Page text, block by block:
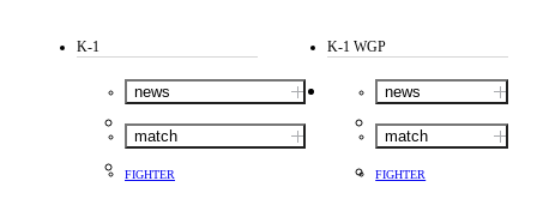
K-1
news
match
FIGHTER
K-1 WGP
news
match
FIGHTER